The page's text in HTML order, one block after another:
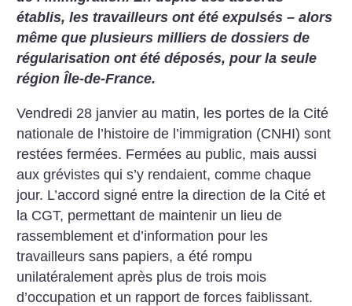
établis, les travailleurs ont été expulsés – alors
même que plusieurs milliers de dossiers de
régularisation ont été déposés, pour la seule
région Île-de-France.
Vendredi 28 janvier au matin, les portes de la Cité
nationale de l’histoire de l’immigration (CNHI) sont
restées fermées. Fermées au public, mais aussi
aux grévistes qui s’y rendaient, comme chaque
jour. L’accord signé entre la direction de la Cité et
la CGT, permettant de maintenir un lieu de
rassemblement et d’information pour les
travailleurs sans papiers, a été rompu
unilatéralement après plus de trois mois
d’occupation et un rapport de forces faiblissant.